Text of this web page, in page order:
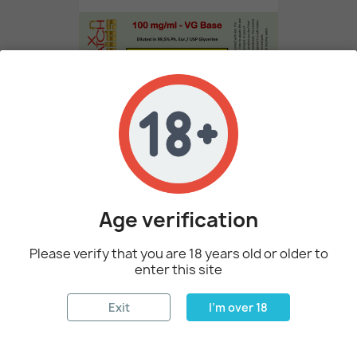
100 Ml Of 100 Mg/ml...
25,63 €
favorite_border
Age verification
Please verify that you are 18 years old or older to
enter this site
Exit I'm over 18